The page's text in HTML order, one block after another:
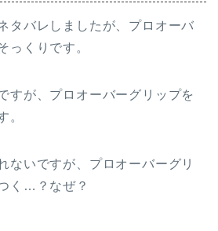
タバレしましたが、プロオーバ
っくりです。
すが、プロオーバーグリップを
。
ないですが、プロオーバーグリ
く…？なぜ？